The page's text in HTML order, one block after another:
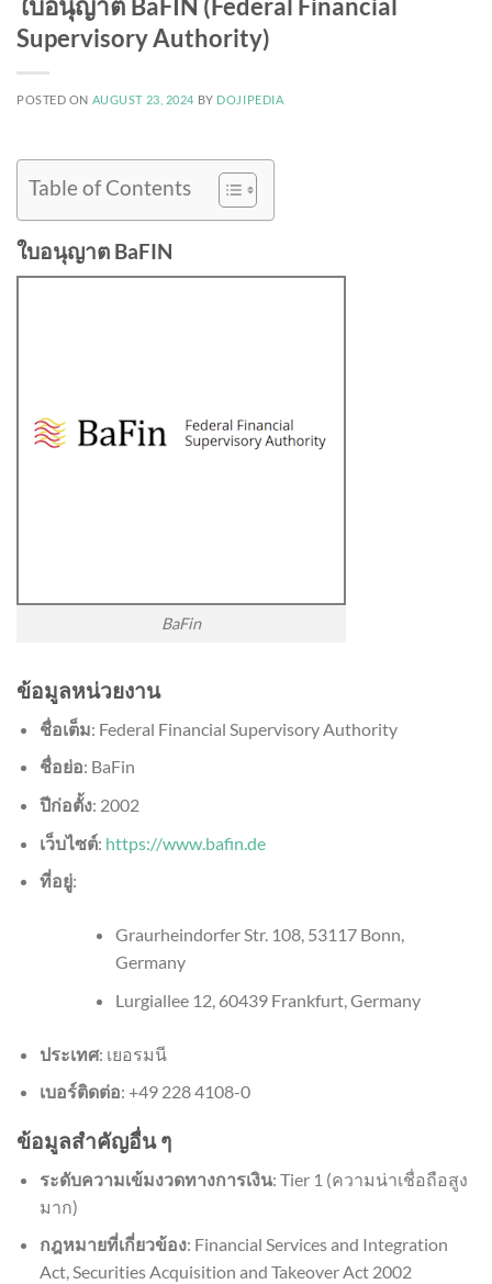
ใบอนุญาต BaFIN (Federal Financial
Supervisory Authority)
POSTED ON AUGUST 23, 2024 BY DOJIPEDIA
Table of Contents
ใบอนุญาต BaFIN
BaFin
ข้อมูลหน่วยงาน
ชื่อเต็ม: Federal Financial Supervisory Authority
ชื่อย่อ: BaFin
ปีก่อตั้ง: 2002
เว็บไซต์: https://www.bafin.de
ที่อยู่:
Graurheindorfer Str. 108, 53117 Bonn,
Germany
Lurgiallee 12, 60439 Frankfurt, Germany
ประเทศ: เยอรมนี
เบอร์ติดต่อ: +49 228 4108-0
ข้อมูลสำคัญอื่น ๆ
ระดับความเข้มงวดทางการเงิน: Tier 1 (ความน่าเชื่อถือสูง
มาก)
กฎหมายที่เกี่ยวข้อง: Financial Services and Integration
Act, Securities Acquisition and Takeover Act 2002